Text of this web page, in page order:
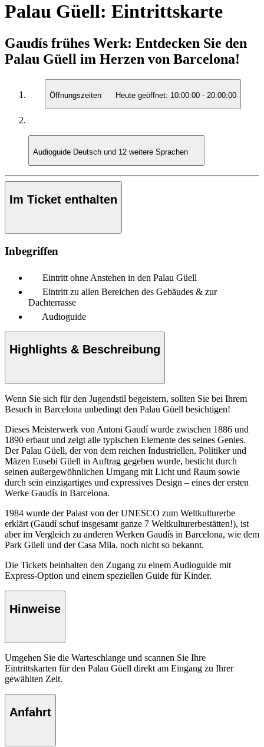
Palau Güell: Eintrittskarte
Gaudís frühes Werk: Entdecken Sie den
Palau Güell im Herzen von Barcelona!
Öffnungszeiten Heute geöffnet: 10:00:00 - 20:00:00
Audioguide Deutsch und 12 weitere Sprachen
Im Ticket enthalten
Inbegriffen
Eintritt ohne Anstehen in den Palau Güell
Eintritt zu allen Bereichen des Gebäudes & zur
Dachterrasse
Audioguide
Highlights & Beschreibung
Wenn Sie sich für den Jugendstil begeistern, sollten Sie bei Ihrem
Besuch in Barcelona unbedingt den Palau Güell besichtigen!
Dieses Meisterwerk von Antoni Gaudí wurde zwischen 1886 und
1890 erbaut und zeigt alle typischen Elemente des seines Genies.
Der Palau Güell, der von dem reichen Industriellen, Politiker und
Mäzen Eusebi Güell in Auftrag gegeben wurde, besticht durch
seinen außergewöhnlichen Umgang mit Licht und Raum sowie
durch sein einzigartiges und expressives Design – eines der ersten
Werke Gaudís in Barcelona.
1984 wurde der Palast von der UNESCO zum Weltkulturerbe
erklärt (Gaudí schuf insgesamt ganze 7 Weltkulturerbestätten!), ist
aber im Vergleich zu anderen Werken Gaudís in Barcelona, wie dem
Park Güell und der Casa Mila, noch nicht so bekannt.
Die Tickets beinhalten den Zugang zu einem Audioguide mit
Express-Option und einem speziellen Guide für Kinder.
Hinweise
Umgehen Sie die Warteschlange und scannen Sie Ihre
Eintrittskarten für den Palau Güell direkt am Eingang zu Ihrer
gewählten Zeit.
Anfahrt